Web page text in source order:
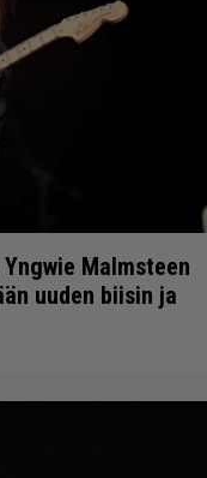
Malmsteen
uuden biisin ja